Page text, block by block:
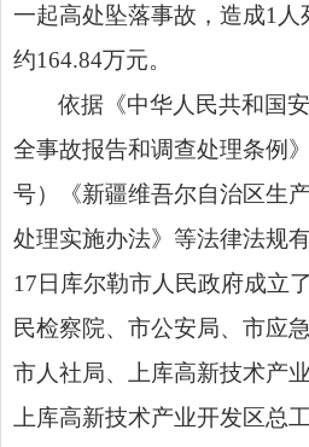
一起高处坠落事故，造成1
约164.84万元。
依据《中华人民共和国
全事故报告和调查处理条例
号）《新疆维吾尔自治区生
处理实施办法》等法律法规
17日库尔勒市人民政府成立
民检察院、市公安局、市应
市人社局、上库高新技术产
上库高新技术产业开发区总